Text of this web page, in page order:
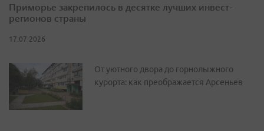
Приморье закрепилось в десятке лучших инвест-
регионов страны
17.07.2026
От уютного двора до горнолыжного
курорта: как преображается Арсеньев